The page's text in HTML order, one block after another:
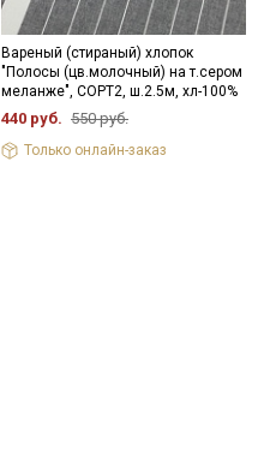
Вареный (стираный) хлопок
"Полосы (цв.молочный) на т.сером
меланже", СОРТ2, ш.2.5м, хл-100%
440 руб. 550 руб.
Только онлайн-заказ